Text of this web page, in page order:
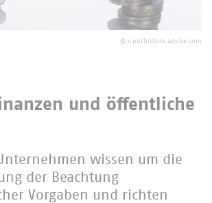
© v.poth/stock.adobe.com
und öffentliche
wissen um die
der Beachtung
Vorgaben und richten